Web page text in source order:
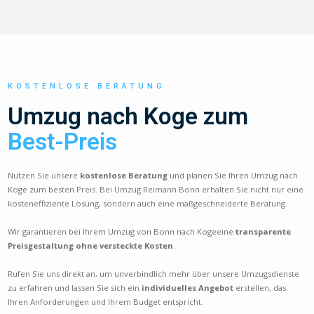
KOSTENLOSE BERATUNG
Umzug nach Koge zum
Best-Preis
Nutzen Sie unsere kostenlose Beratung und planen Sie Ihren Umzug nach
Koge zum besten Preis. Bei Umzug Reimann Bonn erhalten Sie nicht nur eine
kosteneffiziente Lösung, sondern auch eine maßgeschneiderte Beratung.
Wir garantieren bei Ihrem Umzug von Bonn nach Kogeeinetransparente
Preisgestaltung ohne versteckte Kosten
Rufen Sie uns direkt an, um unverbindlich mehr über unsere Umzugsdienste
zu erfahren und lassen Sie sich ein individuelles Angebot erstellen, das
Ihren Anforderungen und Ihrem Budget entspricht.